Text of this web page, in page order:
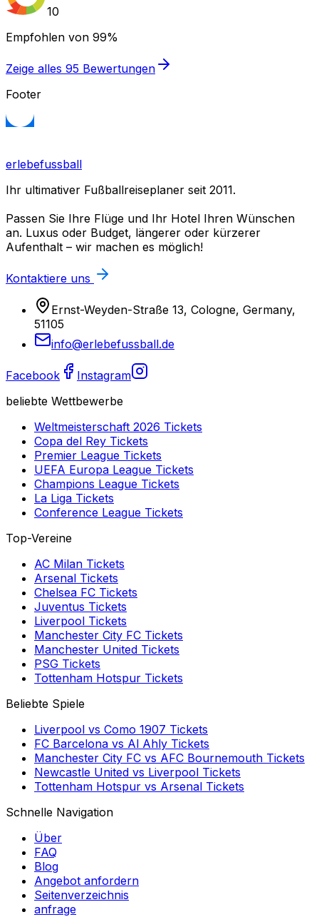
10
Empfohlen von 99%
Zeige alles 95 Bewertungen
Footer
erlebefussball
Ihr ultimativer Fußballreiseplaner seit 2011.
Passen Sie Ihre Flüge und Ihr Hotel Ihren Wünschen
an. Luxus oder Budget, längerer oder kürzerer
Aufenthalt – wir machen es möglich!
Kontaktiere uns
Ernst-Weyden-Straße 13, Cologne, Germany,
51105
info@erlebefussball.de
Facebook
Instagram
beliebte Wettbewerbe
Weltmeisterschaft 2026 Tickets
Copa del Rey Tickets
Premier League Tickets
UEFA Europa League Tickets
Champions League Tickets
La Liga Tickets
Conference League Tickets
Top-Vereine
AC Milan Tickets
Arsenal Tickets
Chelsea FC Tickets
Juventus Tickets
Liverpool Tickets
Manchester City FC Tickets
Manchester United Tickets
PSG Tickets
Tottenham Hotspur Tickets
Beliebte Spiele
Liverpool vs Como 1907 Tickets
FC Barcelona vs Al Ahly Tickets
Manchester City FC vs AFC Bournemouth Tickets
Newcastle United vs Liverpool Tickets
Tottenham Hotspur vs Arsenal Tickets
Schnelle Navigation
Über
FAQ
Blog
Angebot anfordern
Seitenverzeichnis
anfrage